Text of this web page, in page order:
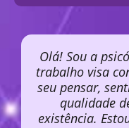
Olá! Sou a
trabalho visa
seu pensar,
qualidade
existência.